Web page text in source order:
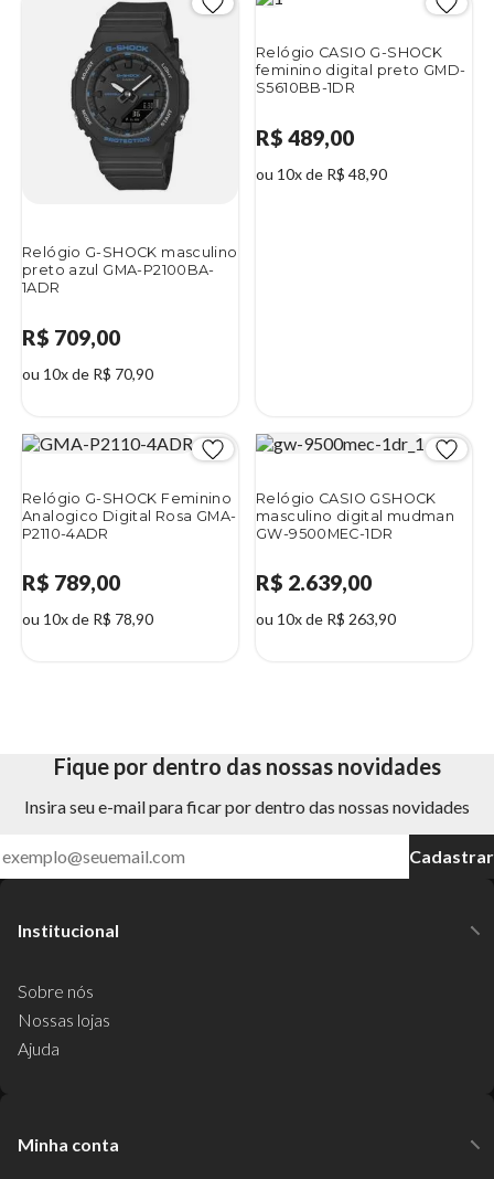
Relógio G-SHOCK masculino
preto azul GMA-P2100BA-
1ADR
R$ 709,00
ou 10x de R$ 70,90
Relógio CASIO G-SHOCK
feminino digital preto GMD-
S5610BB-1DR
R$ 489,00
ou 10x de R$ 48,90
Relógio G-SHOCK Feminino
Analogico Digital Rosa GMA-
P2110-4ADR
R$ 789,00
ou 10x de R$ 78,90
Relógio CASIO GSHOCK
masculino digital mudman
GW-9500MEC-1DR
R$ 2.639,00
ou 10x de R$ 263,90
Fique por dentro das nossas novidades
Insira seu e-mail para ficar por dentro das nossas novidades
Cadastrar
Institucional
Sobre nós
Nossas lojas
Ajuda
Minha conta